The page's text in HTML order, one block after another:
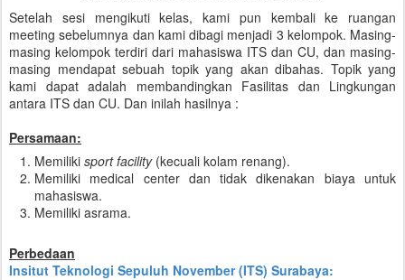
Setelah sesi mengikuti kelas, kami pun kembali ke ruangan
meeting sebelumnya dan kami dibagi menjadi 3 kelompok. Masing-
masing kelompok terdiri dari mahasiswa ITS dan CU, dan masing-
masing mendapat sebuah topik yang akan dibahas. Topik yang
kami dapat adalah membandingkan Fasilitas dan Lingkungan
antara ITS dan CU. Dan inilah hasilnya :
Persamaan:
Memiliki sport facility(kecuali kolam renang).
Memiliki medical center dan tidak dikenakan biaya untuk
mahasiswa.
Memiliki asrama.
Perbedaan
Insitut Teknologi Sepuluh November (ITS) Surabaya: